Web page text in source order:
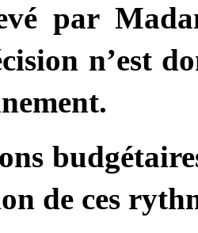
par
n’est
de ces